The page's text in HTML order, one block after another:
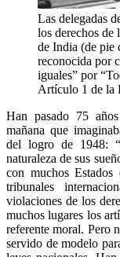
Las delegadas
los derechos de
de India (de pie
reconocida por
iguales” por
Artículo 1 de la
Han pasado 75
mañana que
del logro de 1948:
naturaleza de sus
con muchos
tribunales
violaciones de los
muchos lugares los
referente moral. Pero
servido de modelo